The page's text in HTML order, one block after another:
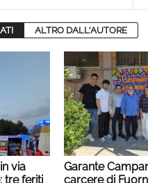
ALTRO DALL'AUTORE
via
tre feriti
Garante
carcere di